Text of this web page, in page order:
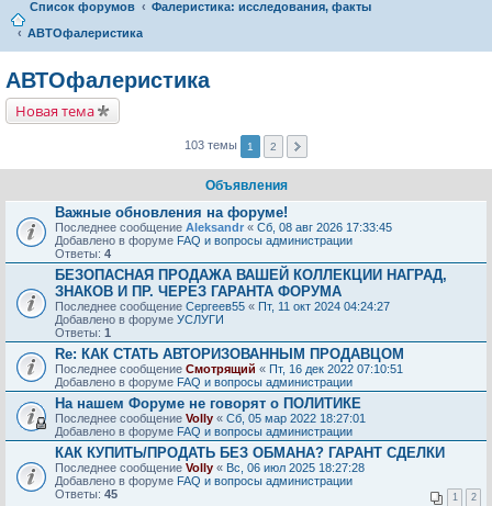
Список форумов
Фалеристика: исследования, факты
АВТОфалеристика
АВТОфалеристика
Новая тема
103 темы 1 2
Объявления
Важные обновления на форуме!
Последнее сообщение Aleksandr « Сб, 08 авг 2026 17:33:45
Добавлено в форуме FAQ и вопросы администрации
Ответы: 4
БЕЗОПАСНАЯ ПРОДАЖА ВАШЕЙ КОЛЛЕКЦИИ НАГРАД,
ЗНАКОВ И ПР. ЧЕРЕЗ ГАРАНТА ФОРУМА
Последнее сообщение Сергеев55 « Пт, 11 окт 2024 04:24:27
Добавлено в форуме УСЛУГИ
Ответы: 1
Re: КАК СТАТЬ АВТОРИЗОВАННЫМ ПРОДАВЦОМ
Последнее сообщение Смотрящий « Пт, 16 дек 2022 07:10:51
Добавлено в форуме FAQ и вопросы администрации
На нашем Форуме не говорят о ПОЛИТИКЕ
Последнее сообщение Volly « Сб, 05 мар 2022 18:27:01
Добавлено в форуме FAQ и вопросы администрации
КАК КУПИТЬ/ПРОДАТЬ БЕЗ ОБМАНА? ГАРАНТ СДЕЛКИ
Последнее сообщение Volly « Вс, 06 июл 2025 18:27:28
Добавлено в форуме FAQ и вопросы администрации
Ответы: 45 1 2